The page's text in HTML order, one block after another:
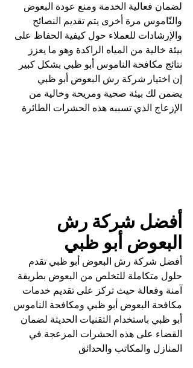
لضمان فعالية الخدمة ومنع عودة البعوض
والنّاموس مرة أخرى يتم تقديم النصائح
والإرشادات للعملاء حول كيفية الحفاظ على
بيئة خالية من المياه الراكدة وهو ما يعزز
نتائج مكافحة الناموس أبو ظبي بشكل كبير
إن اختيار شركة رش البعوض أبو ظبي
يضمن لك بيئة صحية ومريحة وخالية من
الإزعاج الذي تسببه هذه الحشرات الطائرة
أفضل شركة رش
البعوض أبو ظبي
أفضل شركة رش البعوض أبو ظبي تقدم
حلول متكاملة للتخلص من البعوض بطريقة
آمنة وفعالة حيث تركز على تقديم خدمات
مكافحة البعوض أبو ظبي ومكافحة الناموس
أبو ظبي باستخدام التقنيات الحديثة لضمان
القضاء على هذه الحشرات المزعجة في
المنازل والمكاتب والحدائق